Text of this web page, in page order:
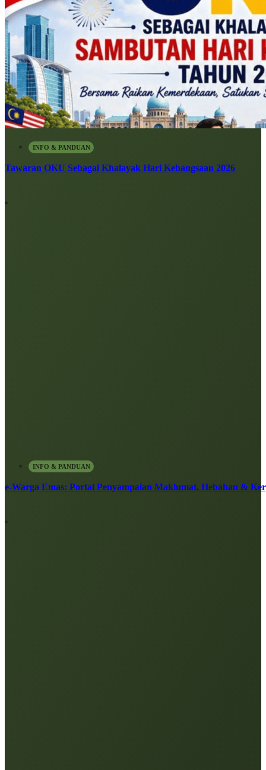
INFO & PANDUAN
Tawaran OKU Sebagai Khalayak Hari Kebangsaan 2026
INFO & PANDUAN
e-Warga Emas: Portal Penyampaian Maklumat, Hebahan &